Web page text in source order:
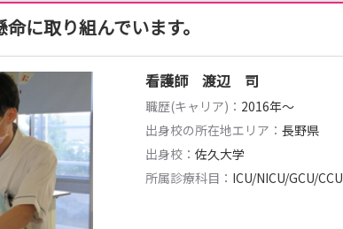
に取り組んでいます。
看護師 渡辺 司
職歴(キャリア)： 2016年〜
出身校の所在地エリア： 長野県
出身校： 佐久大学
所属診療科目： ICU/NICU/GCU/CCU